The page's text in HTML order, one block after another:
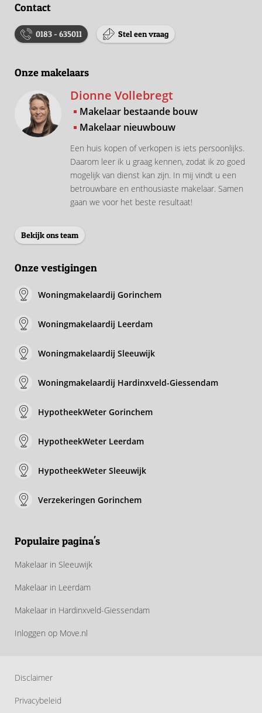
Contact
0183 - 635011 Stel een vraag
Onze makelaars
Dionne Vollebregt
Makelaar bestaande bouw
Makelaar nieuwbouw
Een huis kopen of verkopen is iets persoonlijks.
Daarom leer ik u graag kennen, zodat ik zo goed
mogelijk van dienst kan zijn. In mij vindt u een
betrouwbare en enthousiaste makelaar. Samen
gaan we voor het beste resultaat!
Bekijk ons team
Onze vestigingen
Woningmakelaardij Gorinchem
Woningmakelaardij Leerdam
Woningmakelaardij Sleeuwijk
Woningmakelaardij Hardinxveld-Giessendam
HypotheekWeter Gorinchem
HypotheekWeter Leerdam
HypotheekWeter Sleeuwijk
Verzekeringen Gorinchem
Populaire pagina's
Makelaar in Sleeuwijk
Makelaar in Leerdam
Makelaar in Hardinxveld-Giessendam
Inloggen op Move.nl
Disclaimer
Privacybeleid